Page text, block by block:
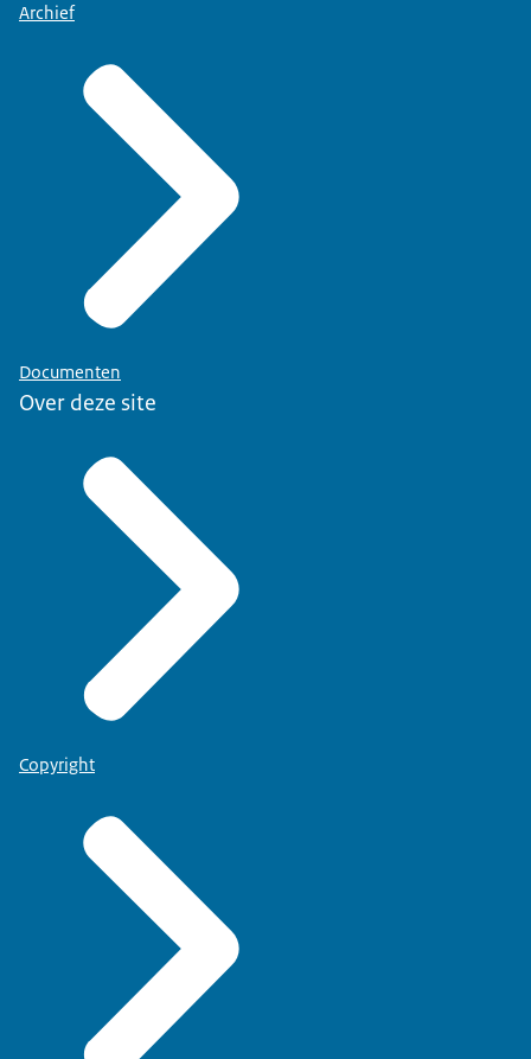
Archief
Documenten
Over deze site
Copyright